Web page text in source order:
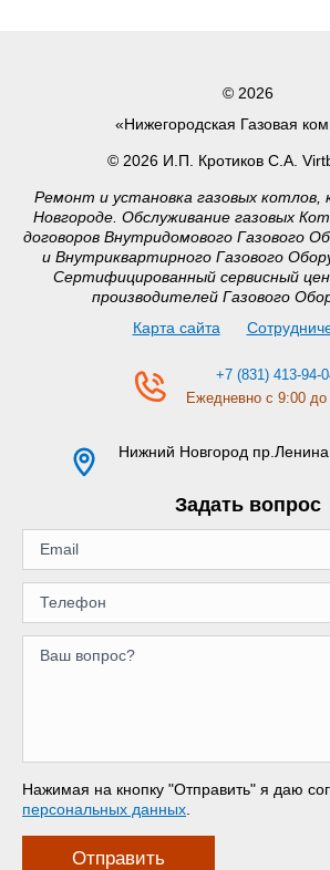
© 2026
«Нижегородская Газовая
© 2026 И.П. Кротиков С.А.
Ремонт и установка газовых котлов,
Новгороде. Обслуживание газовых
договоров Внутридомового Газового
и Внутриквартирного Газового
Сертифицированный сервисный
производителей Газового
Карта сайта
+7 (831) 413-94-
Ежедневно с 9:00 до
Нижний Новгород
Задать вопрос
Нажимая на кнопку "Отправить" я даю
персональных данных
Отправить